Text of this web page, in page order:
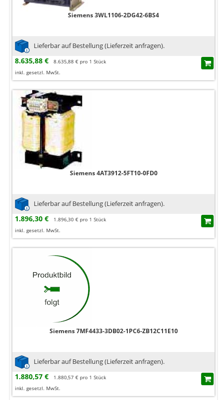
Siemens 3WL1106-2DG42-6BS4
Lieferbar auf Bestellung (Lieferzeit anfragen).
8.635,88 €
8.635,88 € pro 1 Stück
inkl. gesetzl. MwSt.
Siemens 4AT3912-5FT10-0FD0
Lieferbar auf Bestellung (Lieferzeit anfragen).
1.896,30 €
1.896,30 € pro 1 Stück
inkl. gesetzl. MwSt.
Siemens 7MF4433-3DB02-1PC6-ZB12C11E10
Lieferbar auf Bestellung (Lieferzeit anfragen).
1.880,57 €
1.880,57 € pro 1 Stück
inkl. gesetzl. MwSt.